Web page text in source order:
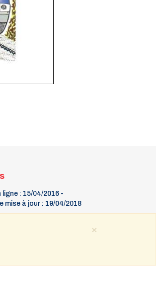
ligne : 15/04/2016 -
mise à jour : 19/04/2018
×